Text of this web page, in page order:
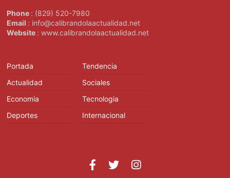
Phone : (829) 520-7980
Email : info@calibrandolaactualidad.net
Website : www.calibrandolaactualidad.net
Portada
Actualidad
Economia
Deportes
Tendencia
Sociales
Tecnologia
Internacional